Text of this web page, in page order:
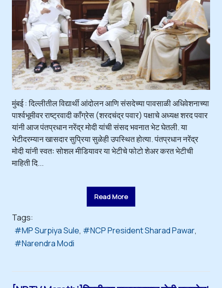
मुंबई : दिल्लीतील विद्यार्थी आंदोलन आणि संसदेच्या पावसाळी अधिवेशनाच्या
पार्श्वभूमीवर राष्ट्रवादी काँग्रेस (शरदचंद्र पवार) पक्षाचे अध्यक्ष शरद पवार
यांनी आज पंतप्रधान नरेंद्र मोदी यांची संसद भवनात भेट घेतली. या
भेटीदरम्यान खासदार सुप्रिया सुळेही उपस्थित होत्या. पंतप्रधान नरेंद्र
मोदी यांनी स्वतः सोशल मीडियावर या भेटीचे फोटो शेअर करत भेटीची
माहिती दि...
Read More
Tags:
MP Surpiya Sule
NCP President Sharad Pawar
Narendra Modi